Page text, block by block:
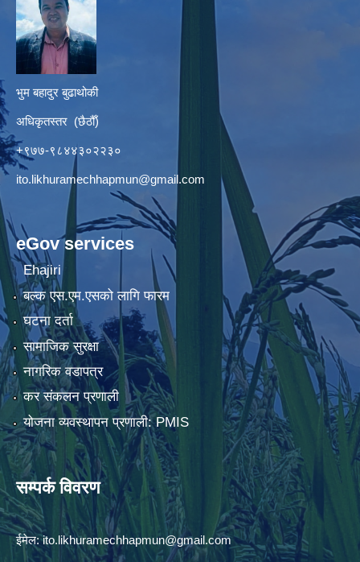
भुम बहादुर बुढाथोकी
अधिकृतस्तर (छैठौँ)
+९७७-९८४४३०२२३०
ito.likhuramechhapmun@gmail.com
eGov services
Ehajiri
बल्क एस.एम.एसको लागि फारम
घटना दर्ता
सामाजिक सुरक्षा
नागरिक वडापत्र
कर संकलन प्रणाली
योजना व्यवस्थापन प्रणाली: PMIS
सम्पर्क विवरण
ईमेल:ito.likhuramechhapmun@gmail.com